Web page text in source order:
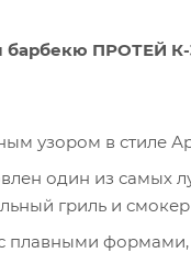
барбекю ПРОТЕЙ
узором в стиле
один из
гриль и
плавными